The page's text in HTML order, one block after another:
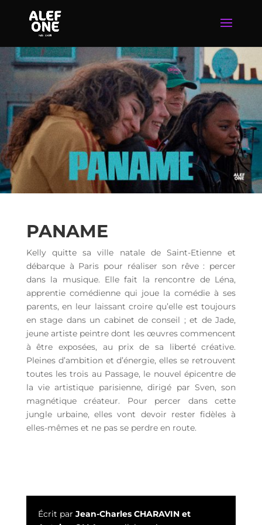
PANAME
Kelly quitte sa ville natale de Saint-Etienne et
débarque à Paris pour réaliser son rêve : percer
dans la musique. Elle fait la rencontre de Léna,
apprentie comédienne qui joue la comédie à ses
parents, en leur laissant croire qu’elle est toujours
en stage dans un cabinet de conseil ; et de Jade,
jeune artiste peintre dont les œuvres commencent
à être exposées, au prix de sa liberté créative.
Pleines d’ambition et d’énergie, elles se retrouvent
toutes les trois au Passage, le nouvel épicentre de
la vie artistique parisienne, dirigé par Sven, son
magnétique créateur. Pour percer dans cette
jungle urbaine, elles vont devoir rester fidèles à
elles-mêmes et ne pas se perdre en route.
Écrit par Jean-Charles CHARAVIN et